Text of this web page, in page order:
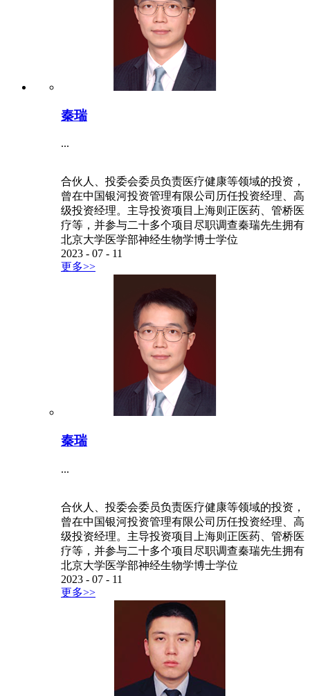
秦瑞
...
合伙人、投委会委员负责医疗健康等领域的投资，
曾在中国银河投资管理有限公司历任投资经理、高
级投资经理。主导投资项目上海则正医药、管桥医
疗等，并参与二十多个项目尽职调查秦瑞先生拥有
北京大学医学部神经生物学博士学位
2023 - 07 - 11
更多>>
秦瑞
...
合伙人、投委会委员负责医疗健康等领域的投资，
曾在中国银河投资管理有限公司历任投资经理、高
级投资经理。主导投资项目上海则正医药、管桥医
疗等，并参与二十多个项目尽职调查秦瑞先生拥有
北京大学医学部神经生物学博士学位
2023 - 07 - 11
更多>>